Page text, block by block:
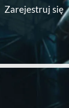
Zarejestruj się